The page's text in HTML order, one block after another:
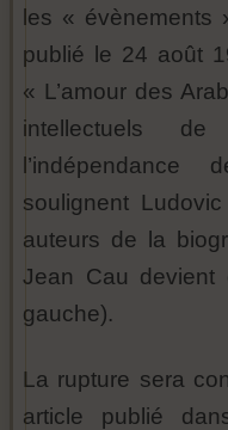
les « évènements
publié le 24 août
« L’amour des
intellectuels
soulignent
auteurs de la
Jean Cau
gauche).
La rupture sera
article publié